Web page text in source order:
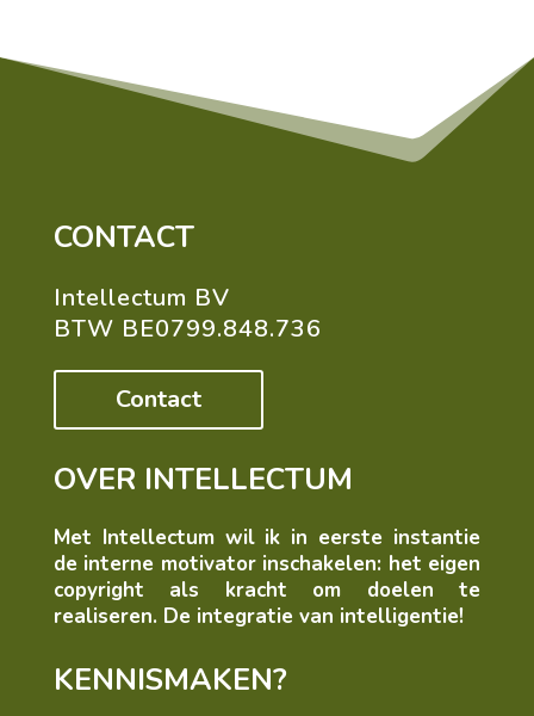
CONTACT
Intellectum BV
BTW BE0799.848.736
Contact
OVER INTELLECTUM
Met Intellectum wil ik in eerste instantie
de interne motivator inschakelen: het eigen
copyright als kracht om doelen te
realiseren. De integratie van intelligentie!
KENNISMAKEN?